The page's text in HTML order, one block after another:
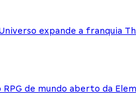
expande a franquia
RPG de mundo aberto da